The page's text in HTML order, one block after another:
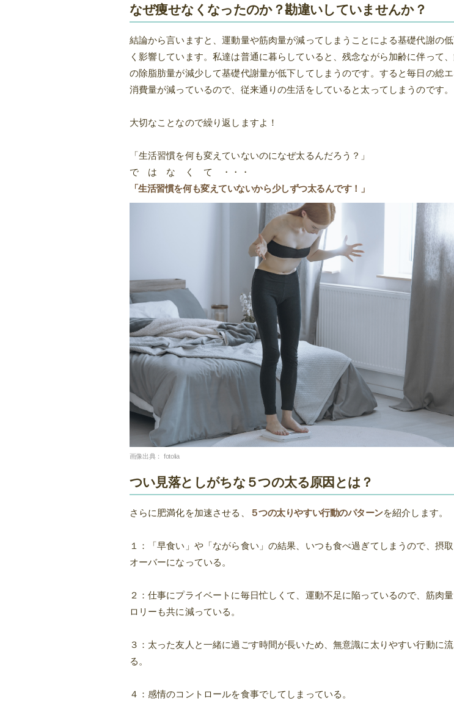
なぜ痩せなくなったのか？勘違いしていませんか？
結論から言いますと、運動量や筋肉量が減ってしまうことによる基礎代謝の低
く影響しています。私達は普通に暮らしていると、残念ながら加齢に伴って
の除脂肪量が減少して基礎代謝量が低下してしまうのです。すると毎日の総
消費量が減っているので、従来通りの生活をしていると太ってしまうのです。
大切なことなので繰り返しますよ！
「生活習慣を何も変えていないのになぜ太るんだろう？」
で は な く て ・・・
「生活習慣を何も変えていないから少しずつ太るんです！」
画像出典： fotolia
つい見落としがちな５つの太る原因とは？
さらに肥満化を加速させる、 ５つの太りやすい行動のパターンを紹介します。
１：「早食い」や「ながら食い」の結果、いつも食べ過ぎてしまうので、摂
オーバーになっている。
２：仕事にプライベートに毎日忙しくて、運動不足に陥っているので、筋肉
ロリーも共に減っている。
３：太った友人と一緒に過ごす時間が長いため、無意識に太りやすい行動に
る。
４：感情のコントロールを食事でしてしまっている。